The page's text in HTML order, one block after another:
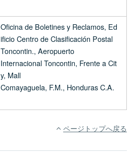
Oficina de Boletines y Reclamos, Ed
ificio Centro de Clasificación Postal
Toncontin., Aeropuerto
Internacional Toncontin, Frente a Cit
y, Mall
Comayaguela, F.M., Honduras C.A.
ページトップへ戻る